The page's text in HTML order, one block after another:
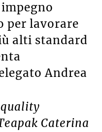
per lavorare
alti standard
Andrea
Caterina